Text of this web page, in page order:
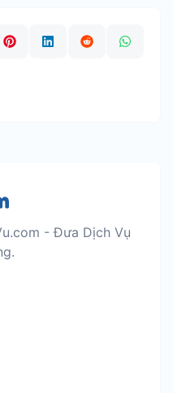
- Đưa Dịch Vụ